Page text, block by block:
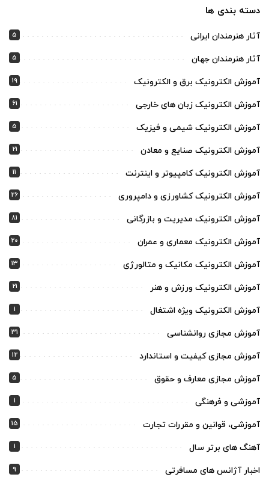
دسته بندی ها
آثار هنرمندان ایرانی 5
آثار هنرمندان جهان 5
آموزش الکترونیک برق و الکترونیک 19
آموزش الکترونیک زبان های خارجی 61
آموزش الکترونیک شیمی و فیزیک 5
آموزش الکترونیک صنایع و معادن 21
آموزش الکترونیک کامپیوتر و اینترنت 11
آموزش الکترونیک کشاورزی و دامپروری 26
آموزش الکترونیک مدیریت و بازرگانی 81
آموزش الکترونیک معماری و عمران 20
آموزش الکترونیک مکانیک و متالورژی 13
آموزش الکترونیک ورزش و هنر 21
آموزش الکترونیک ویژه اشتغال 1
آموزش مجازی روانشناسی 31
آموزش مجازی کیفیت و استاندارد 12
آموزش مجازی معارف و حقوق 5
آموزشی و فرهنگی 1
آموزشی، قوانین و مقررات تجارت 15
آهنگ های برتر سال 1
اخبار آژانس های مسافرتی 9